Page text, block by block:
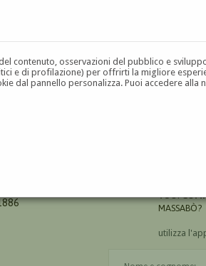
contenuto, osservazioni del pubblico e
e di profilazione) per offrirti la migliore
dal pannello personalizza. Puoi accedere alla
VUOI
MASSABÒ?
utilizza